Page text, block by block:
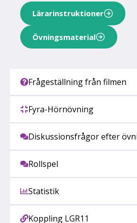
Frågeställning från filmen
Fyra-Hörnövning
Diskussionsfrågor efter
Rollspel
Statistik
Koppling LGR11
Lärarinstruktioner
Övningsmaterial